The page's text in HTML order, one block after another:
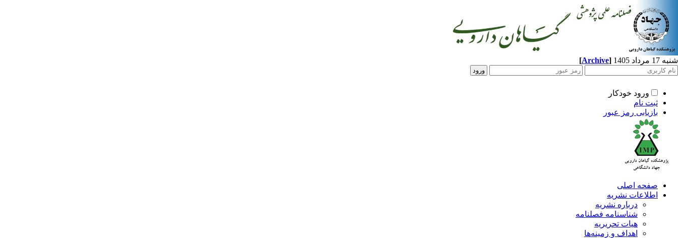
شنبه 17 مرداد 1405 [Archive]
ورود خودکار
ثبت نام
بازیابی رمز عبور
صفحه اصلی
اطلاعات نشریه
درباره نشریه
شناسنامه فصلنامه
هیات تحریریه
اهداف و زمینه‌ها